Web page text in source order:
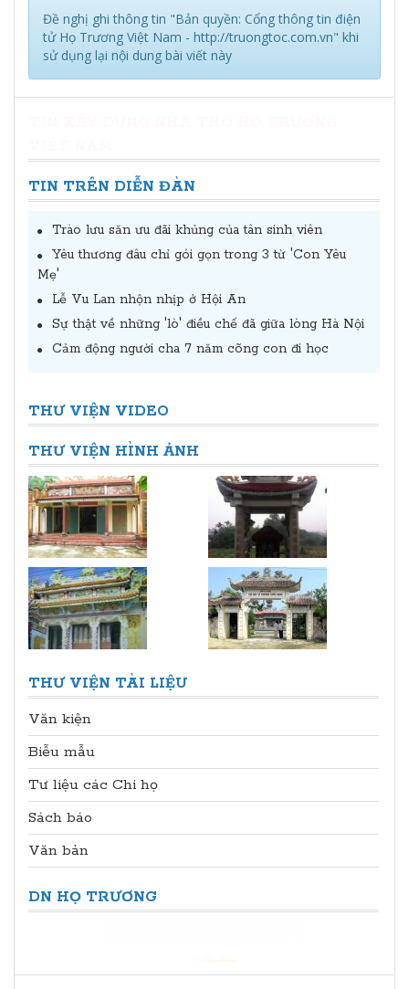
Đề nghị ghi thông tin "Bản quyền: Cổng thông tin điện
tử Họ Trương Việt Nam - http://truongtoc.com.vn" khi
sử dụng lại nội dung bài viết này
TIN TRÊN DIỄN ĐÀN
Trào lưu săn ưu đãi khủng của tân sinh viên
Yêu thương đâu chỉ gói gọn trong 3 từ 'Con Yêu
Mẹ'
Lễ Vu Lan nhộn nhịp ở Hội An
Sự thật về những 'lò' điều chế đã giữa lòng Hà Nội
Cảm động người cha 7 năm cõng con đi học
THƯ VIỆN VIDEO
THƯ VIỆN HÌNH ẢNH
THƯ VIỆN TÀI LIỆU
Văn kiện
Biễu mẫu
Tư liệu các Chi họ
Sách báo
Văn bản
DN HỌ TRƯƠNG